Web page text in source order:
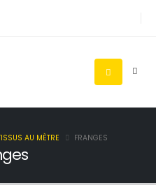
AU MÈTRE FRANGES